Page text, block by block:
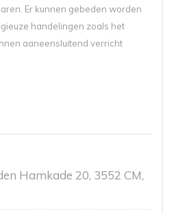
Er kunnen gebeden worden
handelingen zoals het
aaneensluitend verricht
Hamkade 20, 3552 CM,